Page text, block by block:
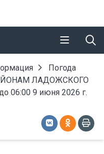
Погода
ЛАДОЖСКОГО
06:00 9 июня 2026 г.